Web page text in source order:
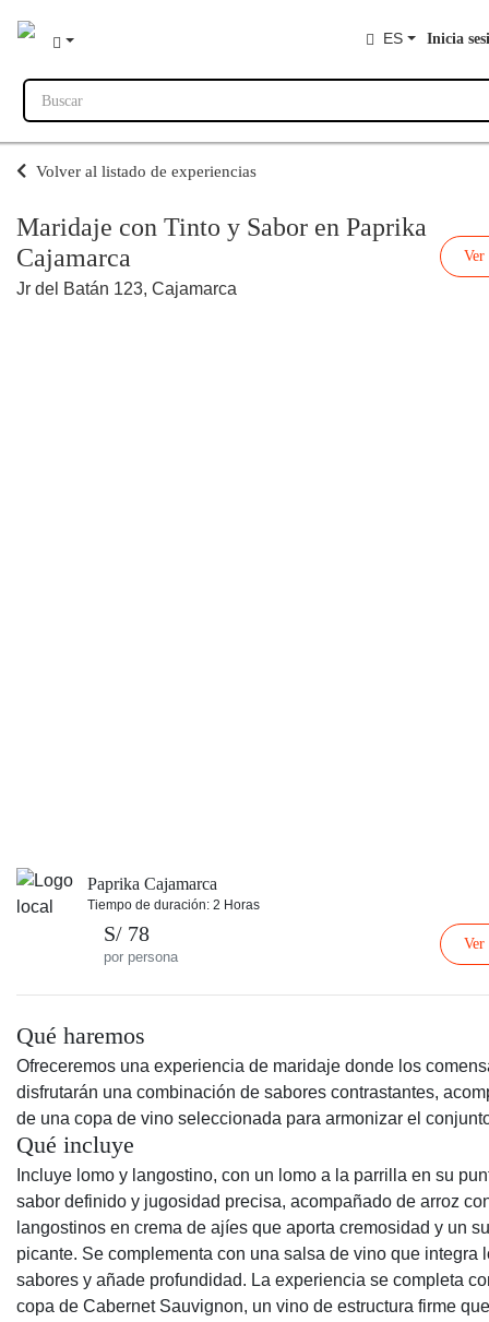
ES Inicia
Buscar
Volver al listado de experiencias
Maridaje con Tinto y Sabor en Paprika
Cajamarca
Jr del Batán 123, Cajamarca
Ver
Paprika Cajamarca
Tiempo de duración: 2 Horas
S/ 78
por persona
Ver
Qué haremos
Ofreceremos una experiencia de maridaje donde los
disfrutarán una combinación de sabores contrastantes,
de una copa de vino seleccionada para armonizar el
Qué incluye
Incluye lomo y langostino, con un lomo a la parrilla en su
sabor definido y jugosidad precisa, acompañado de arroz
langostinos en crema de ajíes que aporta cremosidad y un
picante. Se complementa con una salsa de vino que integra
sabores y añade profundidad. La experiencia se completa
copa de Cabernet Sauvignon, un vino de estructura firme